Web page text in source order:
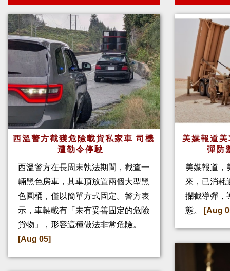
西溫警方截獲危險載貨私家車 司機
遭勒令停駛
西溫警方在長周末執法期間，截查一
輛黑色房車，其車頂放置兩個大型黑
色圓桶，僅以簡單方式固定。警方表
示，車輛載有「未有妥善固定的危險
貨物」，形容這種做法非常危險。
[Aug 05]
美媒報道
彈防
美媒報道，
來，已消耗
攔截導彈，
態。
[Aug